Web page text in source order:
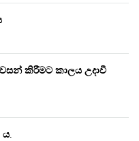
කිරීමට කාලය උදාවී
ය.